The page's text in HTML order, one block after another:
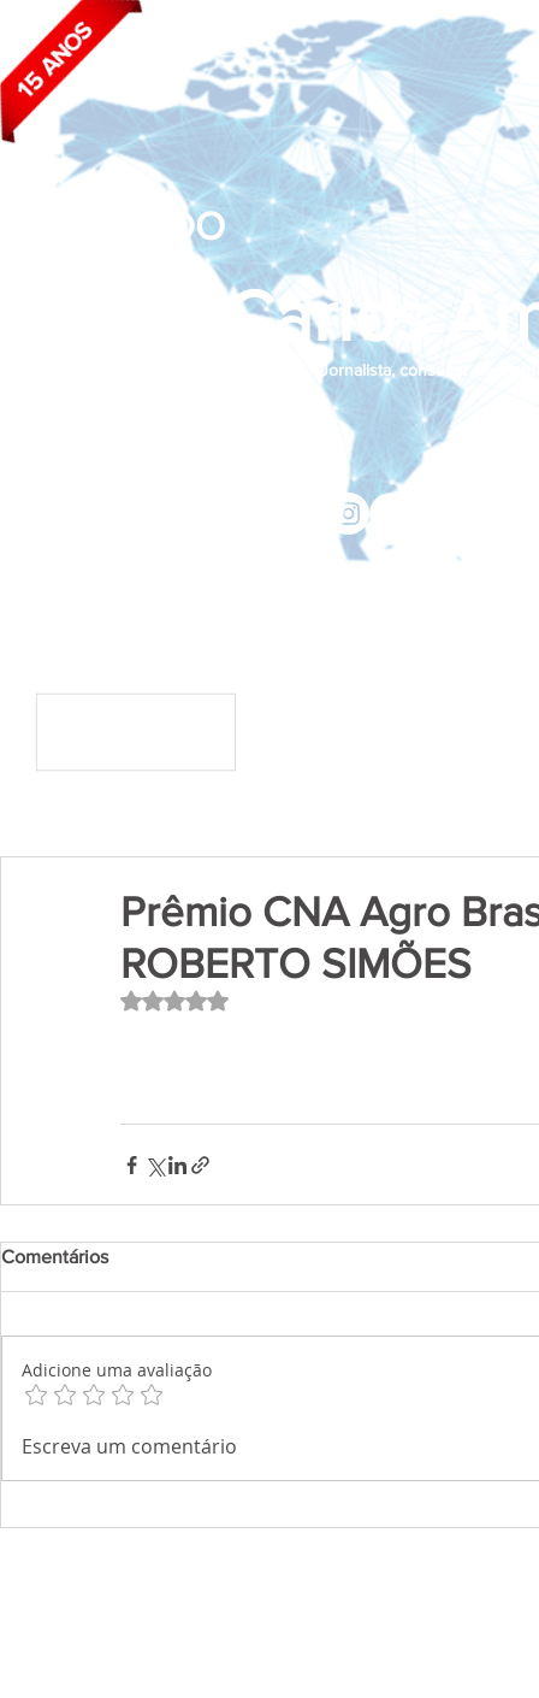
João Carlos
BLOG DO
Jornalista, consultor de
Prêmio CNA Agro
ROBERTO SIMÕES
Avaliado com NaN de 5 estrelas.
Comentários
Adicione uma avaliação
Escreva um comentário